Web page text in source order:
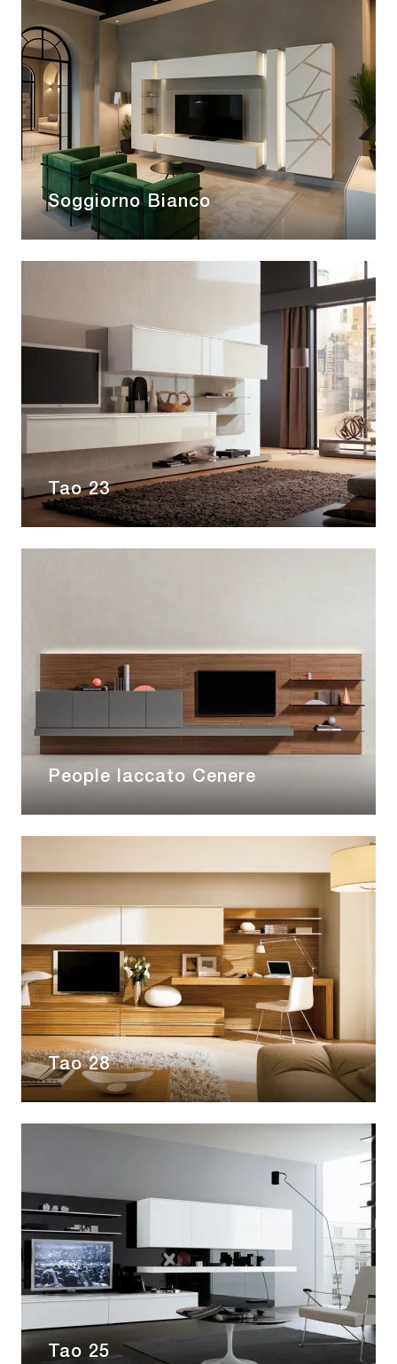
Soggiorno Bianco
Tao 23
People laccato Cenere
Tao 28
Tao 25